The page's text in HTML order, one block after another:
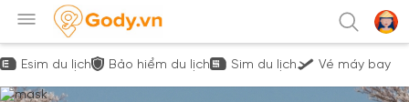
Esim du lịch Bảo hiểm du lịch Sim du lịch Vé máy bay